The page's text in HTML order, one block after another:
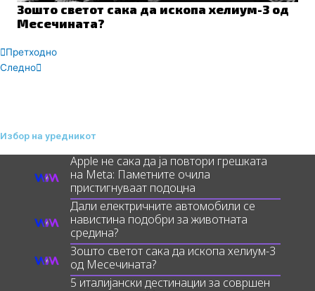
Зошто светот сака да ископа хелиум-3 од
Месечината?
Prev
Претходно
Следно
Next
Избор на уредникот
Apple не сака да ја повтори грешката
на Meta: Паметните очила
пристигнуваат подоцна
Дали електричните автомобили се
навистина подобри за животната
средина?
Зошто светот сака да ископа хелиум-3
од Месечината?
5 италијански дестинации за совршен